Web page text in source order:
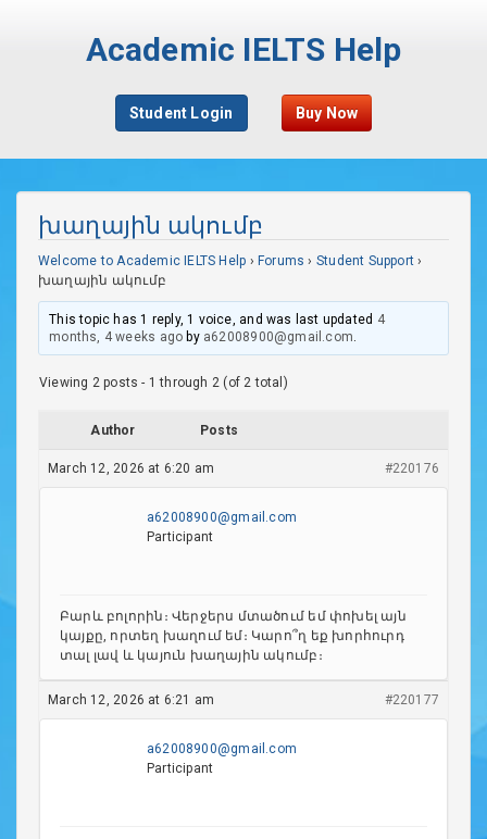
Academic IELTS Help
Student Login Buy Now
խաղային ակումբ
Welcome to Academic IELTS Help › Forums › Student Support ›
խաղային ակումբ
This topic has 1 reply, 1 voice, and was last updated 4
months, 4 weeks ago by a62008900@gmail.com.
Viewing 2 posts - 1 through 2 (of 2 total)
Author Posts
March 12, 2026 at 6:20 am #220176
a62008900@gmail.com
Participant
Բարև բոլորին։ Վերջերս մտածում եմ փոխել այն
կայքը, որտեղ խաղում եմ։ Կարո՞ղ եք խորհուրդ
տալ լավ և կայուն խաղային ակումբ։
March 12, 2026 at 6:21 am #220177
a62008900@gmail.com
Participant